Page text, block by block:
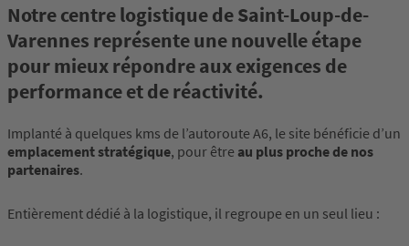
Notre centre logistique de Saint-Loup-de-
Varennes représente une nouvelle étape
pour mieux répondre aux exigences de
performance et de réactivité.
Implanté à quelques kms de l’autoroute A6, le site bénéficie d’un
emplacement stratégique, pour être au plus proche de nos
partenaires.
Entièrement dédié à la logistique, il regroupe en un seul lieu :